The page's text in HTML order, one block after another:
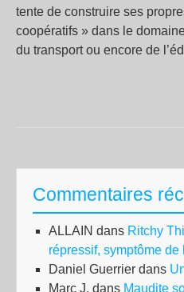
tente de construire ses
coopératifs » dans le
du transport ou encore de
Commentaires
ALLAIN dans Ritchy
répressif, symptôme
Daniel Guerrier dans
Marc J. dans Maudite